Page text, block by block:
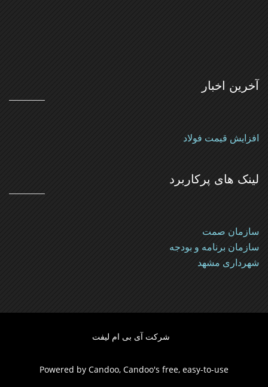
آخرین اخبار
افزایش قیمت فولاد
لینک های پرکاربرد
سازمان صمت
سازمان برنامه و بودجه
شهرداری مشهد
شرکت آی بی ام لیفت
Powered by Candoo, Candoo's free, easy-to-use